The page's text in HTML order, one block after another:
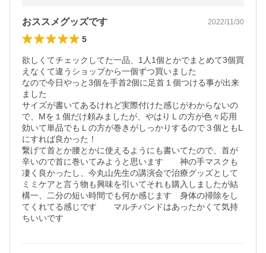
おススメグッズです 2022/11/30
5
欲しくてチェックしてた一品、1人1個とかでまとめて3個買
えなくて違うショップから一個ずつ買いました
なので今日やっと3個を手首2個に足首１個つける事が出来
ました
サイズが書いてあるけれど実際付けた感じがわからないの
で、Mを１個だけ頼みましたが、やはりＬの方が色々応用
効いて単品でもＬの方が巻きがしっかりするので３個ともL
にすれば良かった！
繋げて首とか腰とかに使えるようにも書いてたので、首が
辛いので首に巻いてみようと思います　　神の手マスクも
凄く良かったし、今丸山先生の講演会で治療グッズとして
ミミケアと言う物も興味を引いてそれも購入しましたが結
構一、二分の短い時間でも何か感じます　身体の掃除をし
てくれてる感じです　　マルチバンドはあったかくて気持
ちいいです